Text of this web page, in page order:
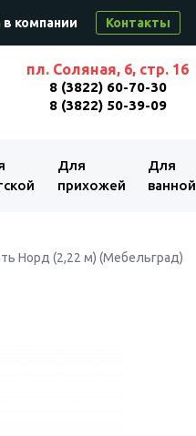
в компании Контакты
пл. Соляная, 6, стр. 16
8 (3822) 60-70-30
8 (3822) 50-39-09
Для
прихожей
Для
ванной
Норд (2,22 м) (Мебельград)